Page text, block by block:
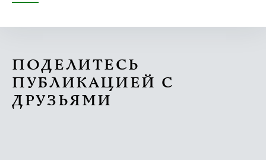
ПОДЕЛИТЕСЬ
ПУБЛИКАЦИЕЙ С
ДРУЗЬЯМИ